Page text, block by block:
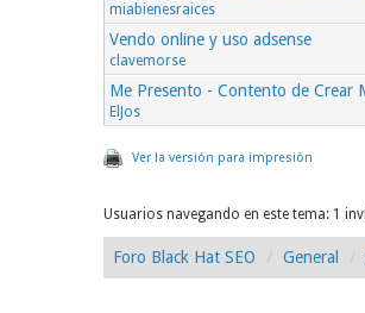
miabienesraices
Vendo online y uso adsense
clavemorse
Me Presento - Contento de Crear
ElJos
Ver la versión para impresión
Usuarios navegando en este tema: 1
Foro Black Hat SEO General